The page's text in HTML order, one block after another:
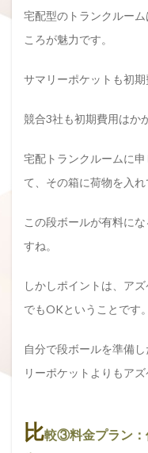
宅配型のトランクルー
ころが魅力です。
サマリーポケットも初期
競合3社も初期費用はか
宅配トランクルームに
て、その箱に荷物を入れ
この段ボールが有料に
すね。
しかしポイントは、ア
でもOKということです。
自分で段ボールを準備
リーポケットよりもア
比較③料金プラン：